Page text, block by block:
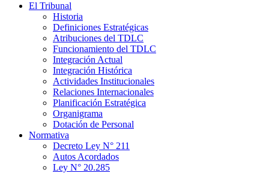
El Tribunal
Historia
Definiciones Estratégicas
Atribuciones del TDLC
Funcionamiento del TDLC
Integración Actual
Integración Histórica
Actividades Institucionales
Relaciones Internacionales
Planificación Estratégica
Organigrama
Dotación de Personal
Normativa
Decreto Ley N° 211
Autos Acordados
Ley N° 20.285